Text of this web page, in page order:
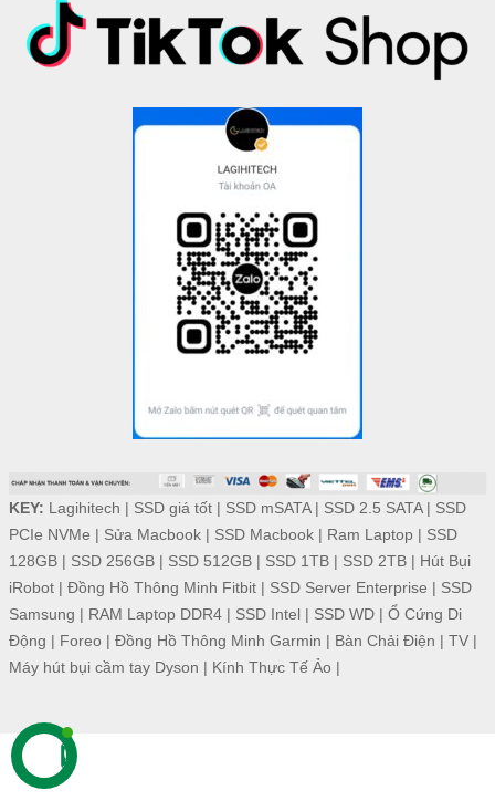
KEY: Lagihitech | SSD giá tốt| SSD mSATA| SSD 2.5 SATA| SSD
PCIe NVMe | Sửa Macbook| SSD Macbook| Ram Laptop| SSD
128GB| SSD 256GB| SSD 512GB| SSD 1TB| SSD 2TB| Hút Bụi
iRobot| Đồng Hồ Thông Minh Fitbit| SSD Server Enterprise | SSD
Samsung | RAM Laptop DDR4| SSD Intel| SSD WD| Ổ Cứng Di
Động | Foreo | Đồng Hồ Thông Minh Garmin | Bàn Chải Điện | TV|
Máy hút bụi cầm tay Dyson | Kính Thực Tế Ảo |